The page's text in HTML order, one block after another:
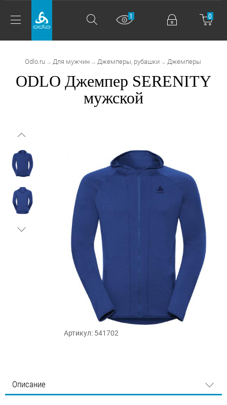
0
1
Odlo.ru → Для мужчин → Джемперы, рубашки → Джемперы
ODLO Джемпер SERENITY
мужской
Артикул: 541702
Описание